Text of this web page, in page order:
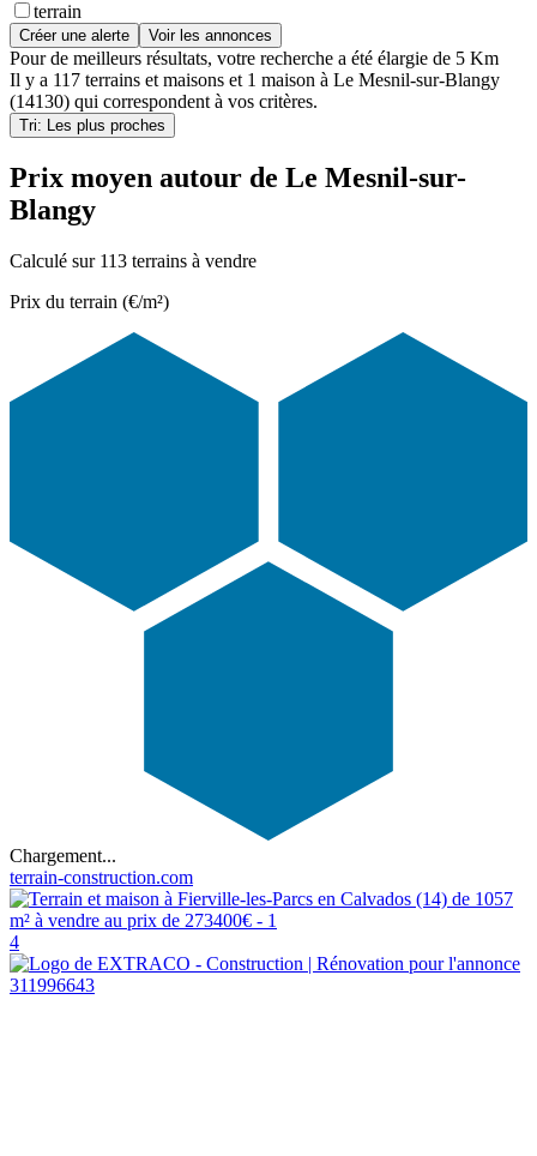
terrain
Créer une alerte Voir les annonces
Pour de meilleurs résultats, votre recherche a été élargie de 5 Km
Il y a 117 terrains et maisons et 1 maison à Le Mesnil-sur-Blangy
(14130) qui correspondent à vos critères.
Tri: Les plus proches
Prix moyen autour de Le Mesnil-sur-
Blangy
Calculé sur 113 terrains à vendre
Prix du terrain (€/m²)
Chargement...
terrain-construction.com
4